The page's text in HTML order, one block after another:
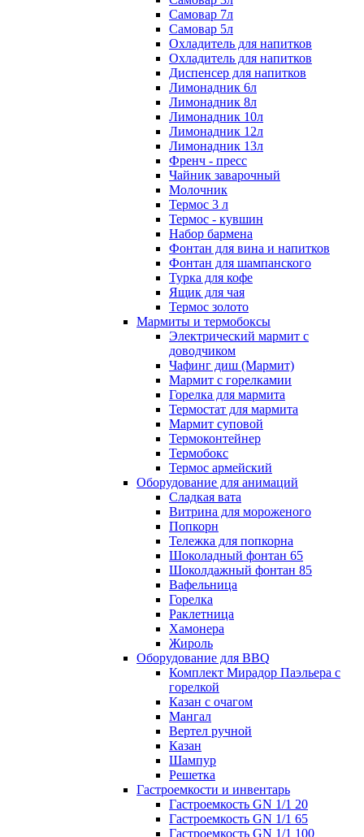
Самовар 7л
Самовар 5л
Охладитель для напитков
Охладитель для напитков
Диспенсер для напитков
Лимонадник 6л
Лимонадник 8л
Лимонадник 10л
Лимонадник 12л
Лимонадник 13л
Френч - пресс
Чайник заварочный
Молочник
Термос 3 л
Термос - кувшин
Набор бармена
Фонтан для вина и напитков
Фонтан для шампанского
Турка для кофе
Ящик для чая
Термос золото
Мармиты и термобоксы
Электрический мармит с
доводчиком
Чафинг диш (Мармит)
Мармит с горелкамии
Горелка для мармита
Термостат для мармита
Мармит суповой
Термоконтейнер
Термобокс
Термос армейский
Оборудование для анимаций
Сладкая вата
Витрина для мороженого
Попкорн
Тележка для попкорна
Шоколадный фонтан 65
Шоколдажный фонтан 85
Вафельница
Горелка
Раклетница
Хамонера
Жироль
Оборудование для BBQ
Комплект Мирадор Паэльера с
горелкой
Казан с очагом
Мангал
Вертел ручной
Казан
Шампур
Решетка
Гастроемкости и инвентарь
Гастроемкость GN 1/1 20
Гастроемкость GN 1/1 65
Гастроемкость GN 1/1 100